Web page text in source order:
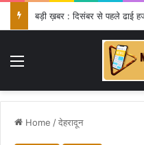
बड़ी ख़बर : दिसंबर से पहले ढाई
Menu
Home /देहरादून